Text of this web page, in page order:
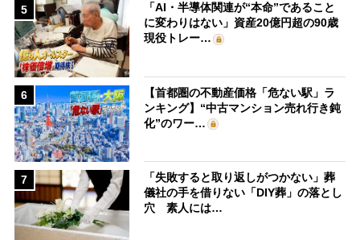
5
「AI・半導体関連が“本命”であること
に変わりはない」資産20億円超の90歳
現役トレー…
6
【首都圏の不動産価格「危ない駅」ラ
ンキング】“中古マンション売れ行き鈍
化”のワー…
7
「失敗すると取り返しがつかない」葬
儀社の手を借りない「DIY葬」の落とし
穴 素人には…